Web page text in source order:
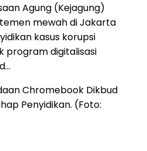
Agung (Kejagung)
mewah di Jakarta
kasus korupsi
program digitalisasi